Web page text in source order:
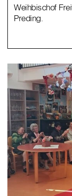
Weihbischof
Preding.